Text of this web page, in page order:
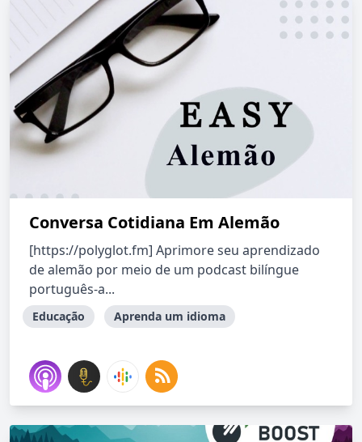
Conversa Cotidiana Em Alemão
[https://polyglot.fm] Aprimore seu aprendizado
de alemão por meio de um podcast bilíngue
português-a...
Educação Aprenda um idioma